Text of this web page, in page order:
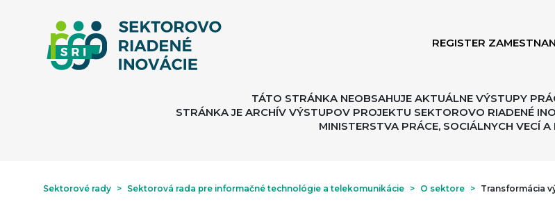
REGISTER
TÁTO STRÁNKA NEOBSAHUJE AKTUÁLNE VÝSTUPY
STRÁNKA JE ARCHÍV VÝSTUPOV PROJEKTU SEKTOROVO RIADENÉ
MINISTERSTVA PRÁCE, SOCIÁLNYCH VECÍ A
Sektorové rady > Sektorová rada pre informačné technológie a telekomunikácie > O sektore >